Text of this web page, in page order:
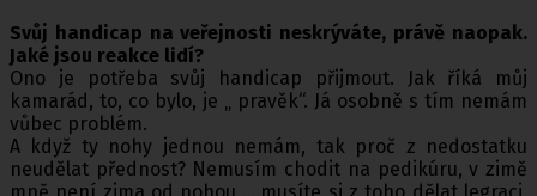
Svůj handicap na veřejnosti neskrýváte, právě naopak.
Jaké jsou reakce lidí?
Ono je potřeba svůj handicap přijmout. Jak říká můj
kamarád, to, co bylo, je „ pravěk“. Já osobně s tím nemám
vůbec problém.
A když ty nohy jednou nemám, tak proč z nedostatku
neudělat přednost? Nemusím chodit na pedikúru, v zimě
mně není zima od nohou.....musíte si z toho dělat legraci,